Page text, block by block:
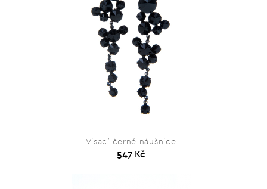
Visací černé náušnice
547 Kč